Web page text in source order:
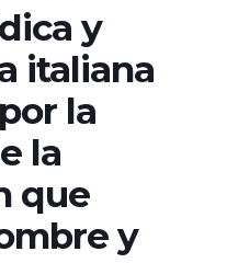
y
italiana
la
la
que
y